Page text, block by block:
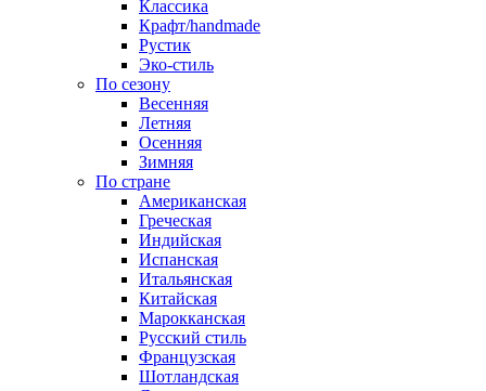
Классика
Крафт/handmade
Рустик
Эко-стиль
По сезону
Весенняя
Летняя
Осенняя
Зимняя
По стране
Американская
Греческая
Индийская
Испанская
Итальянская
Китайская
Марокканская
Русский стиль
Французская
Шотландская